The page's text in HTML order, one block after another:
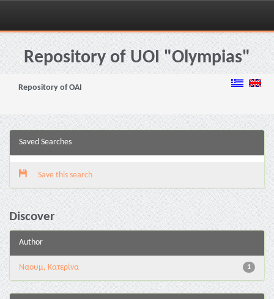
Skip
navigationRepository of UOI "Olympias"
Repository of OAI
Saved Searches
Save this search
Discover
Author
1
Ναουμ, Κατερίνα